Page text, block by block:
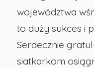
województwa
to duży sukces i
Serdecznie
siatkarkom